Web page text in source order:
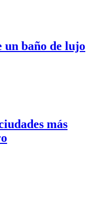
un baño de lujo
más